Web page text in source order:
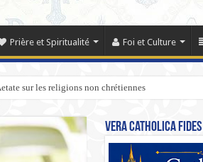
Prière et Spiritualité Foi et Culture
sur les religions non chrétiennes
Vera Catholica Fides